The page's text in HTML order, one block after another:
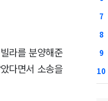
라를 분양해준
다면서 소송을
7
8
9
10